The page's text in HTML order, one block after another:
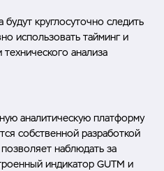
круглосуточно следить
использовать тайминг и
анализа
аналитическую платформу
собственной разработкой
наблюдать за
индикатор GUTM и